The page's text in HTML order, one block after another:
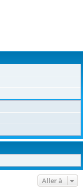
Aller à